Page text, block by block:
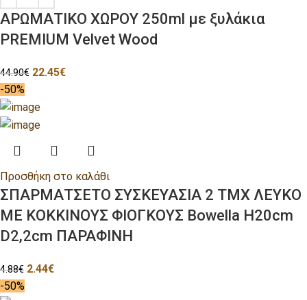
ΑΡΩΜΑΤΙΚΟ ΧΩΡΟΥ 250ml με ξυλάκια
PREMIUM Velvet Wood
44.90€ 22.45€
-50%
Προσθήκη στο καλάθι
ΣΠΑΡΜΑΤΣΕΤΟ ΣΥΣΚΕΥΑΣΙΑ 2 ΤΜΧ ΛΕΥΚΟ
ΜΕ ΚΟΚΚΙΝΟΥΣ ΦΙΟΓΚΟΥΣ Bowella H20cm
D2,2cm ΠΑΡΑΦΙΝΗ
4.88€ 2.44€
-50%